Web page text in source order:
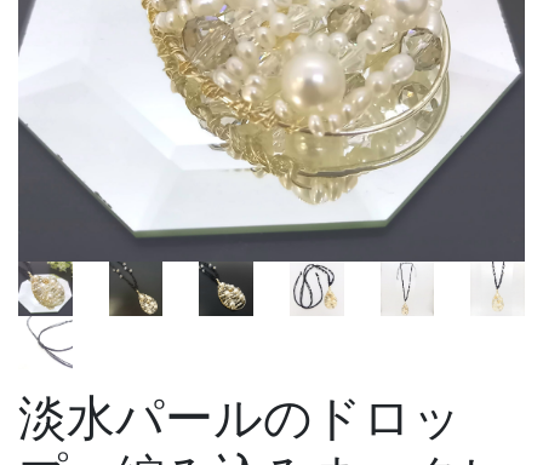
淡水パールのドロッ